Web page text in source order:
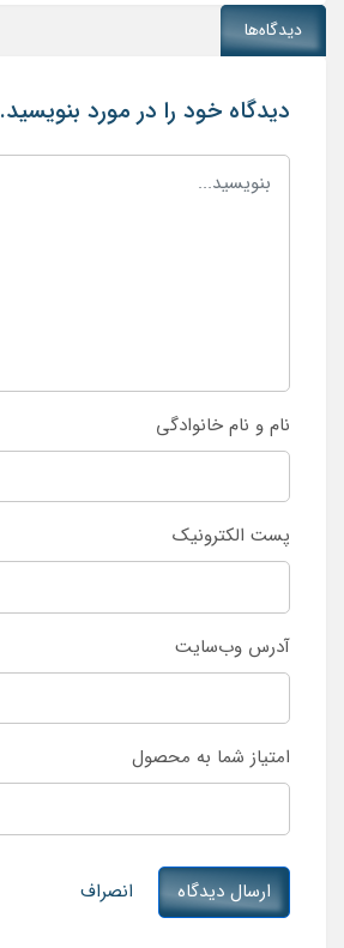
دیدگاه‌ها
دیدگاه خود را در مورد بنویسید.
نام و نام خانوادگی
پست الکترونیک
آدرس وب‌سایت
امتیاز شما به محصول
ارسال دیدگاه انصراف